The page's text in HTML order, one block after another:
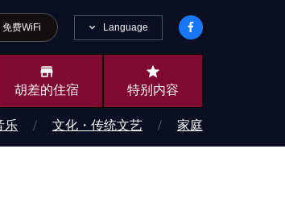
免费WiFi Language
store
胡差的住宿
star
特别内容
乐 文化・传统文艺 家庭